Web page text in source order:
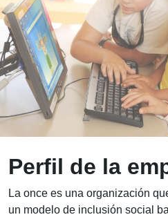
Perfil de la
La once es una organización
un modelo de inclusión social